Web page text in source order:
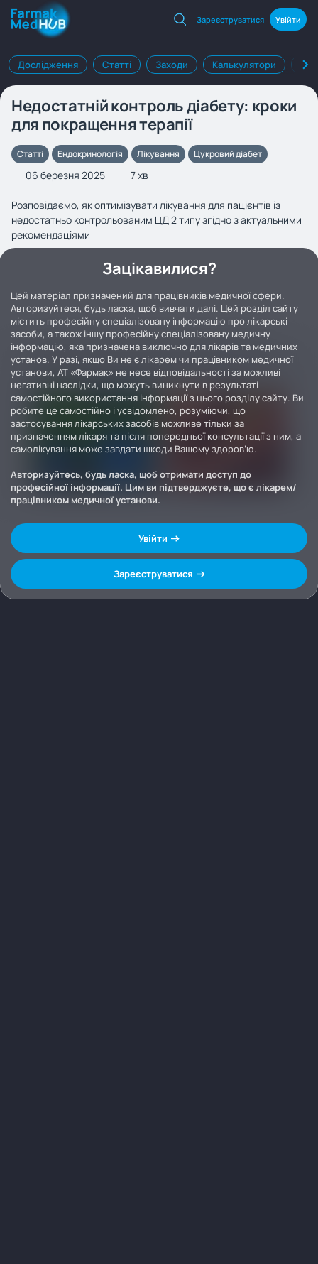
Зареєструватися Увійти
Дослідження Статті Заходи Калькулятори
Недостатній контроль діабету: кроки
для покращення терапії
Статті Ендокринологія Лікування Цукровий діабет
06 березня 2025 7 хв
Розповідаємо, як оптимізувати лікування для пацієнтів із
недостатньо контрольованим ЦД 2 типу згідно з актуальними
рекомендаціями
Зацікавилися?
Цей матеріал призначений для працівників медичної сфери.
Авторизуйтеся, будь ласка, щоб вивчати далі. Цей розділ сайту
містить професійну спеціалізовану інформацію про лікарські
засоби, а також іншу професійну спеціалізовану медичну
інформацію, яка призначена виключно для лікарів та медичних
установ. У разі, якщо Ви не є лікарем чи працівником медичної
установи, АТ «Фармак» не несе відповідальності за можливі
негативні наслідки, що можуть виникнути в результаті
самостійного використання інформації з цього розділу сайту. Ви
робите це самостійно і усвідомлено, розуміючи, що
застосування лікарських засобів можливе тільки за
призначенням лікаря та після попередньої консультації з ним, а
самолікування може завдати шкоди Вашому здоров’ю.
Авторизуйтесь, будь ласка, щоб отримати доступ до
професійної інформації. Цим ви підтверджуєте, що є лікарем/
працівником медичної установи.
Увійти
Зареєструватися